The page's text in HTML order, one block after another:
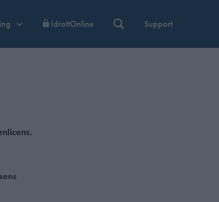
IdrottOnline Support